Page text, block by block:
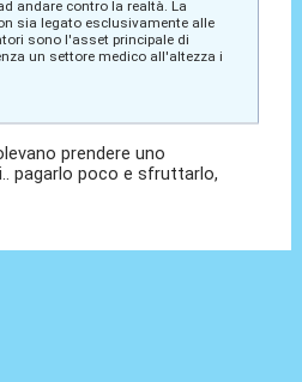
andare contro la realtà. La
sia legato esclusivamente alle
sono l'asset principale di
un settore medico all'altezza i
prendere uno
pagarlo poco e sfruttarlo,